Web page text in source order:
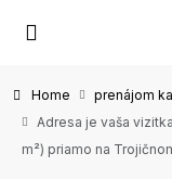
Home
prenájom
Adresa je vaša
m²) priamo na